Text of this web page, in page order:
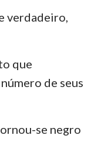
verdadeiro,
que
de seus
se negro